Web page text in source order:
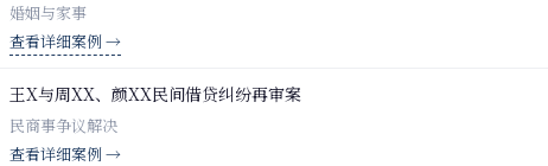
婚姻与家事
查看详细案例 →
王X与周XX、颜XX民间借贷纠纷再审案
民商事争议解决
查看详细案例 →